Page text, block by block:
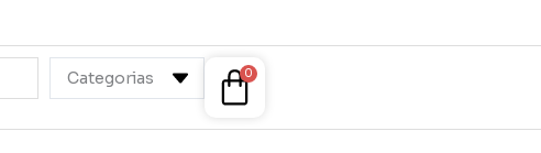
Categorias 0
Cart